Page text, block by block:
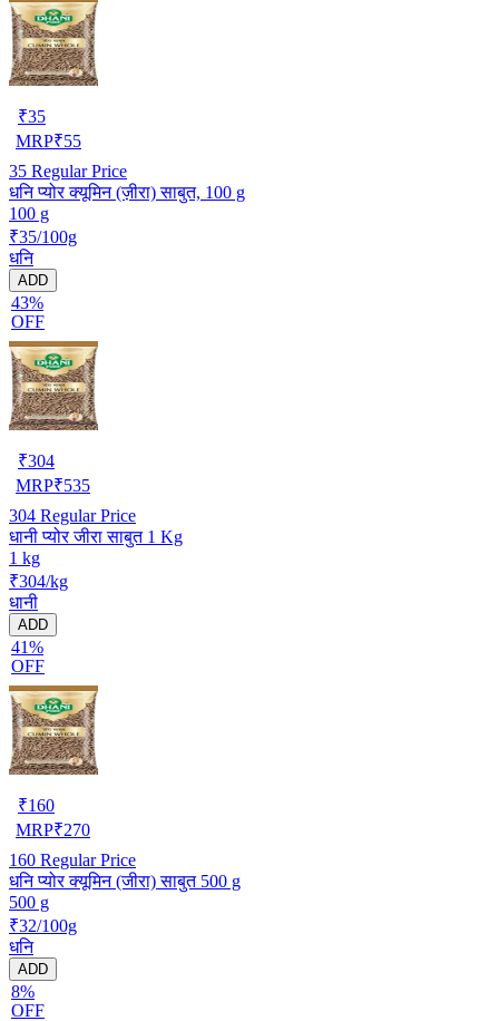
₹35
MRP₹55
35 Regular Price
धनि प्योर क्यूमिन (ज़ीरा) साबुत, 100 g
100 g
₹35/100g
धनि
ADD
43%
OFF
₹304
MRP₹535
304 Regular Price
धानी प्योर जीरा साबुत 1 Kg
1 kg
₹304/kg
धानी
ADD
41%
OFF
₹160
MRP₹270
160 Regular Price
धनि प्योर क्यूमिन (जीरा) साबुत 500 g
500 g
₹32/100g
धनि
ADD
8%
OFF